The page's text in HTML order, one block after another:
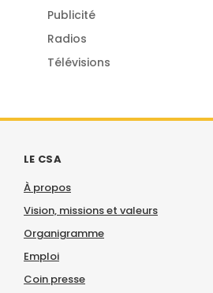
Publicité
Radios
Télévisions
LE CSA
À propos
Vision, missions et valeurs
Organigramme
Emploi
Coin presse